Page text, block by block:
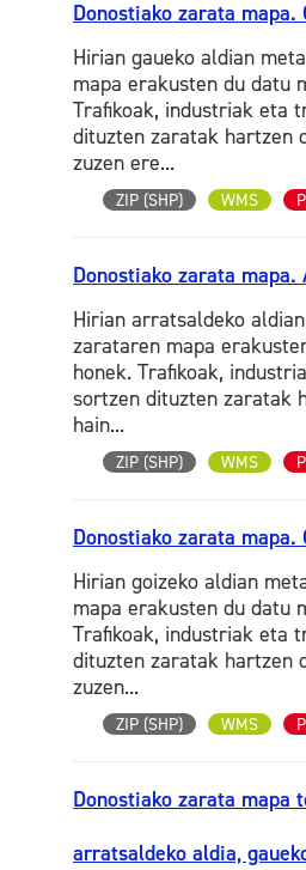
Donostiako zarata mapa.
Hirian gaueko aldian
mapa erakusten du datu
Trafikoak, industriak eta
dituzten zaratak hartzen
zuzen ere...
ZIP (SHP) WMS
Donostiako zarata
Hirian arratsaldeko
zarataren mapa
honek. Trafikoak,
sortzen dituzten zaratak
hain...
ZIP (SHP) WMS
Donostiako zarata mapa.
Hirian goizeko aldian
mapa erakusten du datu
Trafikoak, industriak eta
dituzten zaratak hartzen
zuzen...
ZIP (SHP) WMS
Donostiako zarata mapa
arratsaldeko aldia,